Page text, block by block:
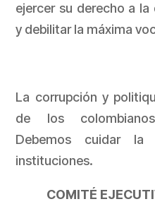
ejercer su derecho a la
y debilitar la máxima
La corrupción y
de los
Debemos cuidar
instituciones.
COMITÉ